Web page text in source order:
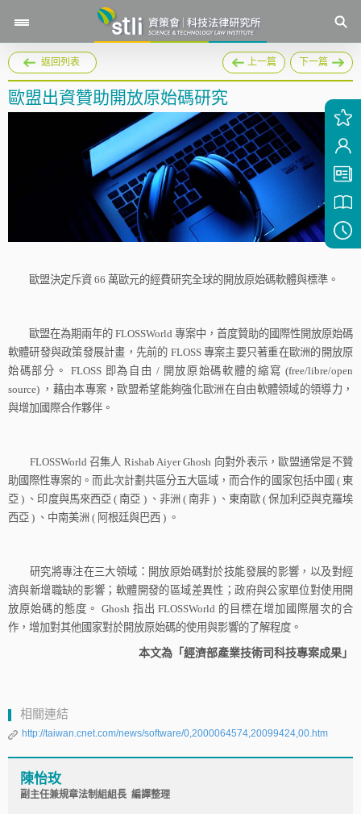
返回列表 上一篇 下一篇
歐盟出資贊助開放原始碼研究
歐盟決定斥資 66 萬歐元的經費研究全球的開放原始碼軟體與標準。
歐盟在為期兩年的 FLOSSWorld 專案中，首度贊助的國際性開放原始碼
軟體研發與政策發展計畫，先前的 FLOSS 專案主要只著重在歐洲的開放原
始碼部分。
FLOSS 即為自由 / 開放原始碼軟體的縮寫 (free/libre/open
source) ，藉由本專案，歐盟希望能夠強化歐洲在自由軟體領域的領導力，
與增加國際合作夥伴。
FLOSSWorld 召集人 Rishab Aiyer Ghosh 向對外表示，歐盟通常是不贊
助國際性專案的。而此次計劃共區分五大區域，而合作的國家包括中國 ( 東
亞 ) 、印度與馬來西亞 (南亞 ) 、非洲 (南非 ) 、東南歐 (保加利亞與克羅埃
西亞 ) 、中南美洲 ( 阿根廷與巴西 ) 。
研究將專注在三大領域：開放原始碼對於技能發展的影響，以及對經
濟與新增職缺的影響；軟體開發的區域差異性；政府與公家單位對使用開
放原始碼的態度。 Ghosh 指出 FLOSSWorld 的目標在增加國際層次的合
作，增加對其他國家對於開放原始碼的使用與影響的了解程度。
本文為「經濟部產業技術司科技專案成果」
相關連結
http://taiwan.cnet.com/news/software/0,2000064574,20099424,00.htm
陳怡玫
副主任兼規章法制組組長 編譯整理